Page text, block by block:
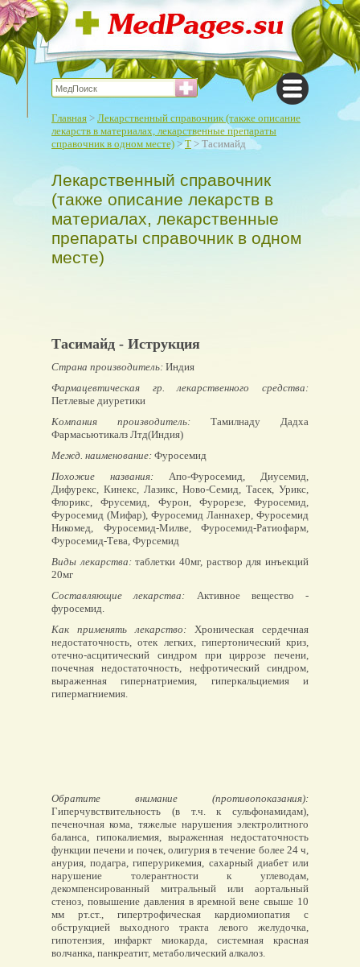
Главная > Лекарственный справочник (также описание
лекарств в материалах, лекарственные препараты
справочник в одном месте) >Т > Тасимайд
Лекарственный справочник
(также описание лекарств в
материалах, лекарственные
препараты справочник в одном
месте)
Тасимайд - Иструкция
Страна производитель: Индия
Фармацевтическая гр. лекарственного средства:
Петлевые диуретики
Компания производитель: Тамилнаду Дадха
Фармасьютикалз Лтд(Индия)
Межд. наименование: Фуросемид
Похожие названия: Апо-Фуросемид, Диусемид,
Дифурекс, Кинекс, Лазикс, Ново-Семид, Тасек, Урикс,
Флорикс, Фрусемид, Фурон, Фурорезе, Фуросемид,
Фуросемид (Мифар), Фуросемид Ланнахер, Фуросемид
Никомед, Фуросемид-Милве, Фуросемид-Ратиофарм,
Фуросемид-Тева, Фурсемид
Виды лекарства:таблетки 40мг, раствор для инъекций
20мг
Составляющие лекарства: Активное вещество -
фуросемид.
Как применять лекарство: Хроническая сердечная
недостаточность, отек легких, гипертонический криз,
отечно-асцитический синдром при циррозе печени,
почечная недостаточность, нефротический синдром,
выраженная гипернатриемия, гиперкальциемия и
гипермагниемия.
Обратите внимание (противопоказания):
Гиперчувствительность (в т.ч. к сульфонамидам),
печеночная кома, тяжелые нарушения электролитного
баланса, гипокалиемия, выраженная недостаточность
функции печени и почек, олигурия в течение более 24 ч,
анурия, подагра, гиперурикемия, сахарный диабет или
нарушение толерантности к углеводам,
декомпенсированный митральный или аортальный
стеноз, повышение давления в яремной вене свыше 10
мм рт.ст., гипертрофическая кардиомиопатия с
обструкцией выходного тракта левого желудочка,
гипотензия, инфаркт миокарда, системная красная
волчанка, панкреатит, метаболический алкалоз.